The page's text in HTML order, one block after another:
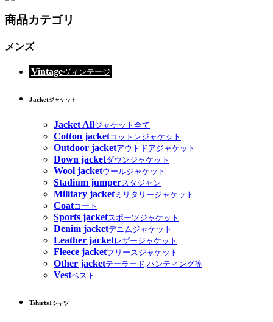
商品カテゴリ
メンズ
Vintageヴィンテージ
Jacketジャケット
Jacket Allジャケット全て
Cotton jacketコットンジャケット
Outdoor jacketアウトドアジャケット
Down jacketダウンジャケット
Wool jacketウールジャケット
Stadium jumperスタジャン
Military jacketミリタリージャケット
Coatコート
Sports jacketスポーツジャケット
Denim jacketデニムジャケット
Leather jacketレザージャケット
Fleece jacketフリースジャケット
Other jacketテーラード,ハンティング等
Vestベスト
TshirtsTシャツ